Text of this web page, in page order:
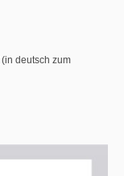
(in deutsch zum